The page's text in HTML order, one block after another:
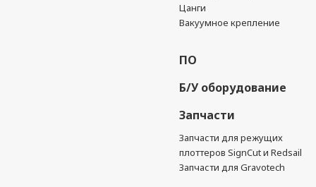
Цанги
Вакуумное крепление
ПО
Б/У оборудование
Запчасти
Запчасти для режущих
плоттеров SignCut и Redsail
Запчасти для Gravotech